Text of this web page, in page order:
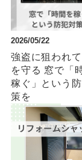
2026/05/22
強盗に狙われ
を守る 窓で「
稼ぐ」という
策を